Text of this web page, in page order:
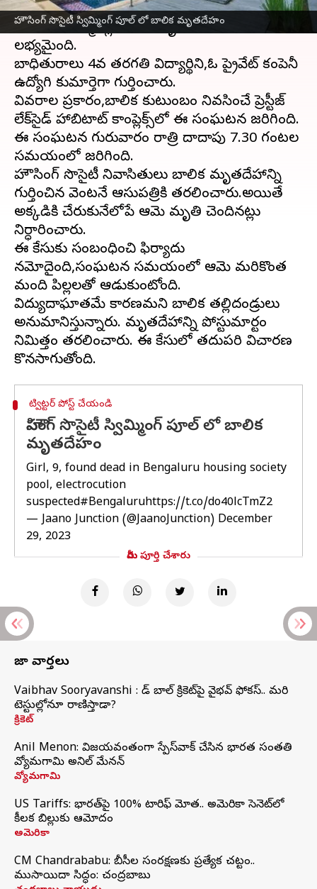
హౌసింగ్ సొసైటీ స్విమ్మింగ్ పూల్ లో బాలిక మృతదేహం
బెంగళూరులోని ఓ నివాస సముదాయంలోని స్విమ్మింగ్
పూల్‌లో తొమ్మిదేళ్ల బాలిక మృతదేహం గురువారం
లభ్యమైంది.
బాధితురాలు 4వ తరగతి విద్యార్థిని,ఓ ప్రైవేట్‌ కంపెనీ
ఉద్యోగి కుమార్తెగా గుర్తించారు.
వివరాల ప్రకారం,బాలిక కుటుంబం నివసించే ప్రెస్టీజ్
లేక్‌సైడ్ హాబిటాట్ కాంప్లెక్స్‌లో ఈ సంఘటన జరిగింది.
ఈ సంఘటన గురువారం రాత్రి దాదాపు 7.30 గంటల
సమయంలో జరిగింది.
హౌసింగ్ సొసైటీ నివాసితులు బాలిక మృతదేహాన్ని
గుర్తించిన వెంటనే ఆసుపత్రికి తరలించారు.అయితే
అక్కడికి చేరుకునేలోపే ఆమె మృతి చెందినట్లు
నిర్ధారించారు.
ఈ కేసుకు సంబంధించి ఫిర్యాదు
నమోదైంది,సంఘటన సమయంలో ఆమె మరికొంత
మంది పిల్లలతో ఆడుకుంటోంది.
విద్యుదాఘాతమే కారణమని బాలిక తల్లిదండ్రులు
అనుమానిస్తున్నారు. మృతదేహాన్ని పోస్టుమార్టం
నిమిత్తం తరలించారు. ఈ కేసులో తదుపరి విచారణ
ట్విట్టర్ పోస్ట్ చేయండి
హౌసింగ్ సొసైటీ స్విమ్మింగ్ పూల్ లో బాలిక
మృతదేహం
Girl, 9, found dead in Bengaluru housing society
pool, electrocution
suspected#Bengaluruhttps://t.co/do40lcTmZ2
— Jaano Junction (@JaanoJunction) December
29, 2023
మీరు పూర్తి చేశారు
తాజా వార్తలు
Vaibhav Sooryavanshi : రెడ్ బాల్ క్రికెట్‌పై వైభవ్ ఫోకస్.. మరి
టెస్టుల్లోనూ రాణిస్తాడా?
క్రికెట్
Anil Menon: విజయవంతంగా స్పేస్‌వాక్‌ చేసిన భారత సంతతి
వ్యోమగామి అనిల్‌ మేనన్
వ్యోమగామి
US Tariffs: భారత్‌పై 100% టారిఫ్‌ మోత.. అమెరికా సెనెట్‌లో
కీలక బిల్లుకు ఆమోదం
అమెరికా
CM Chandrababu: బీసీల సంరక్షణకు ప్రత్యేక చట్టం..
ముసాయిదా సిద్ధం: చంద్రబాబు